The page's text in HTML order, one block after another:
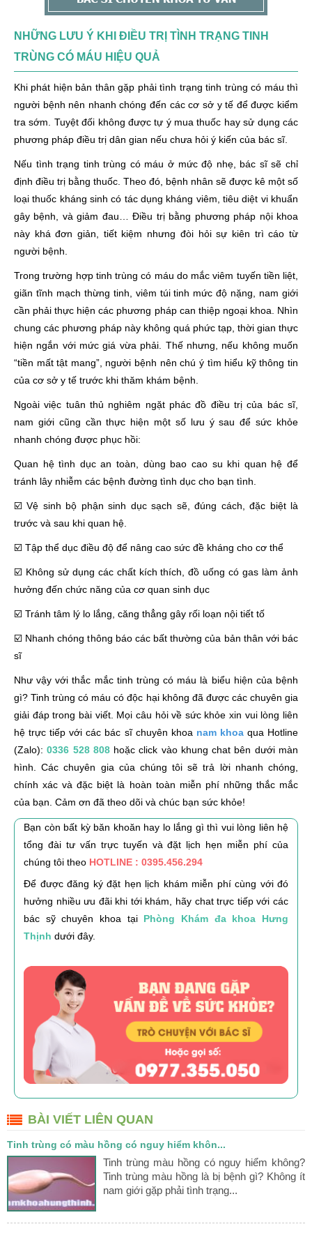
NHỮNG LƯU Ý KHI ĐIỀU TRỊ TÌNH TRẠNG TINH
TRÙNG CÓ MÁU HIỆU QUẢ
Khi phát hiện bản thân gặp phải tình trạng tinh trùng có máu thì
người bệnh nên nhanh chóng đến các cơ sở y tế để được kiểm
tra sớm. Tuyệt đối không được tự ý mua thuốc hay sử dụng các
phương pháp điều trị dân gian nếu chưa hỏi ý kiến của bác sĩ.
Nếu tình trạng tinh trùng có máu ở mức độ nhẹ, bác sĩ sẽ chỉ
định điều trị bằng thuốc. Theo đó, bệnh nhân sẽ được kê một số
loại thuốc kháng sinh có tác dụng kháng viêm, tiêu diệt vi khuẩn
gây bệnh, và giảm đau… Điều trị bằng phương pháp nội khoa
này khá đơn giản, tiết kiệm nhưng đòi hỏi sự kiên trì cáo từ
người bệnh.
Trong trường hợp tinh trùng có máu do mắc viêm tuyến tiền liệt,
giãn tĩnh mạch thừng tinh, viêm túi tinh mức độ nặng, nam giới
cần phải thực hiện các phương pháp can thiệp ngoại khoa. Nhìn
chung các phương pháp này không quá phức tạp, thời gian thực
hiện ngắn với mức giá vừa phải. Thế nhưng, nếu không muốn
“tiền mất tật mang”, người bệnh nên chú ý tìm hiểu kỹ thông tin
của cơ sở y tế trước khi thăm khám bệnh.
Ngoài việc tuân thủ nghiêm ngặt phác đồ điều trị của bác sĩ,
nam giới cũng cần thực hiện một số lưu ý sau để sức khỏe
nhanh chóng được phục hồi:
Quan hệ tình dục an toàn, dùng bao cao su khi quan hệ để
tránh lây nhiễm các bệnh đường tình dục cho bạn tình.
☑️ Vệ sinh bộ phận sinh dục sạch sẽ, đúng cách, đặc biệt là
trước và sau khi quan hệ.
☑️ Tập thể dục điều độ để nâng cao sức đề kháng cho cơ thể
☑️ Không sử dụng các chất kích thích, đồ uống có gas làm ảnh
hưởng đến chức năng của cơ quan sinh dục
☑️ Tránh tâm lý lo lắng, căng thẳng gây rối loạn nội tiết tố
☑️ Nhanh chóng thông báo các bất thường của bản thân với bác
sĩ
Như vậy với thắc mắc tinh trùng có máu là biểu hiện của bệnh
gì? Tinh trùng có máu có độc hại không đã được các chuyên gia
giải đáp trong bài viết. Mọi câu hỏi về sức khỏe xin vui lòng liên
hệ trực tiếp với các bác sĩ chuyên khoa nam khoaqua Hotline
(Zalo):0336 528 808hoặc click vào khung chat bên dưới màn
hình. Các chuyên gia của chúng tôi sẽ trả lời nhanh chóng,
chính xác và đặc biệt là hoàn toàn miễn phí những thắc mắc
của bạn. Cảm ơn đã theo dõi và chúc bạn sức khỏe!
Bạn còn bất kỳ băn khoăn hay lo lắng gì thì vui lòng liên hệ
tổng đài tư vấn trực tuyến và đặt lịch hẹn miễn phí của
chúng tôi theo HOTLINE : 0395.456.294
Để được đăng ký đặt hẹn lịch khám miễn phí cùng với đó
hưởng nhiều ưu đãi khi tới khám, hãy chat trực tiếp với các
bác sỹ chuyên khoa tại Phòng Khám đa khoa Hưng
Thịnh dưới đây.
BÀI VIẾT LIÊN QUAN
Tinh trùng có màu hồng có nguy hiểm khôn...
Tinh trùng màu hồng có nguy hiểm không?
Tinh trùng màu hồng là bị bệnh gì? Không ít
nam giới gặp phải tình trạng...